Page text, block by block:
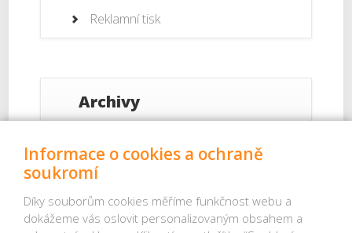
Reklamní tisk
Archivy
Září 2017
Červenec 2017
Informace o cookies a ochraně
soukromí
Díky souborům cookies měříme funkčnost webu a
dokážeme vás oslovit personalizovaným obsahem a